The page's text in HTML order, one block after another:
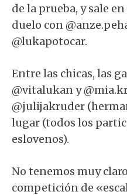
de la prueba, y sale
duelo con
@lukapotocar.
Entre las chicas, las
@vitalukan y
@julijakruder
lugar (todos los
eslovenos).
No tenemos muy
competición de